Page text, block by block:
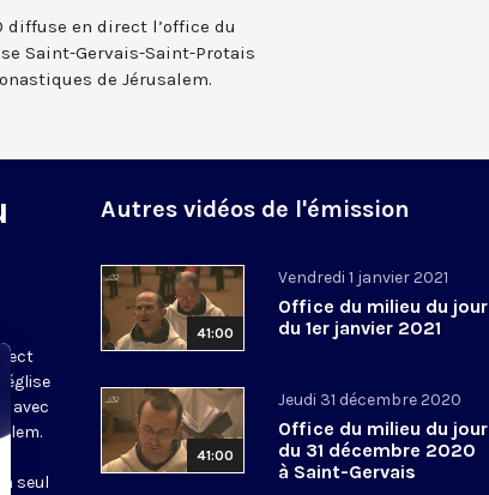
diffuse en direct l’office du
Saint-Gervais-Saint-Protais
de Jérusalem.
avec
seul
Autres vidéos de l'émission
41:00
Vendredi 1 janvier 2021
Office du milieu du jour
du 1er janvier 2021
41:00
Jeudi 31 décembre 2020
Office du milieu du jour
du 31 décembre 2020
à Saint-Gervais